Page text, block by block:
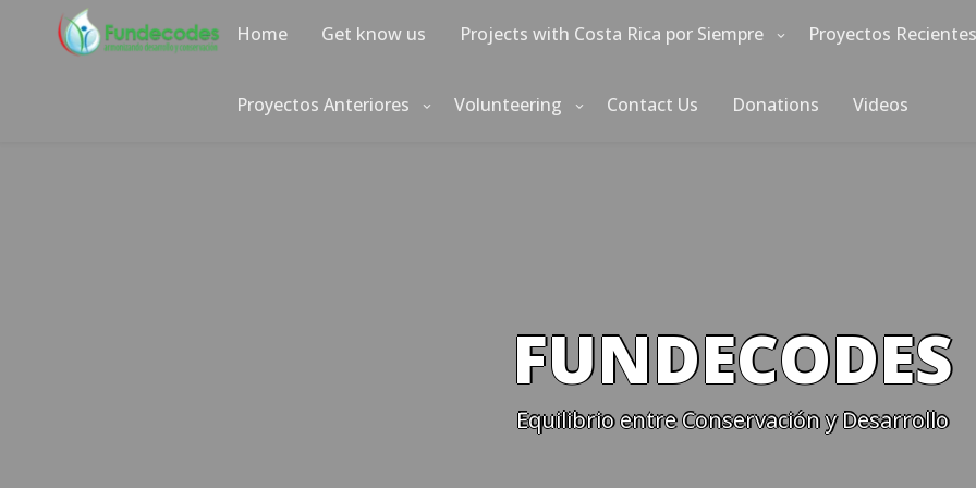
Home Get know us Projects with Costa Rica por Siempre Proyectos Recientes
Proyectos Anteriores Volunteering Contact Us Donations Videos
FUNDECODES
Equilibrio entre Conservación y Desarrollo